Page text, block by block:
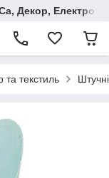
Декор,
та текстиль